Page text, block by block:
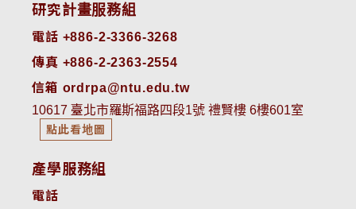
研究計畫服務組
電話 +886-2-3366-3268
傳真 +886-2-2363-2554
信箱 ordrpa@ntu.edu.tw
10617 臺北市羅斯福路四段1號 禮賢樓 6樓601室
點此看地圖
產學服務組
電話